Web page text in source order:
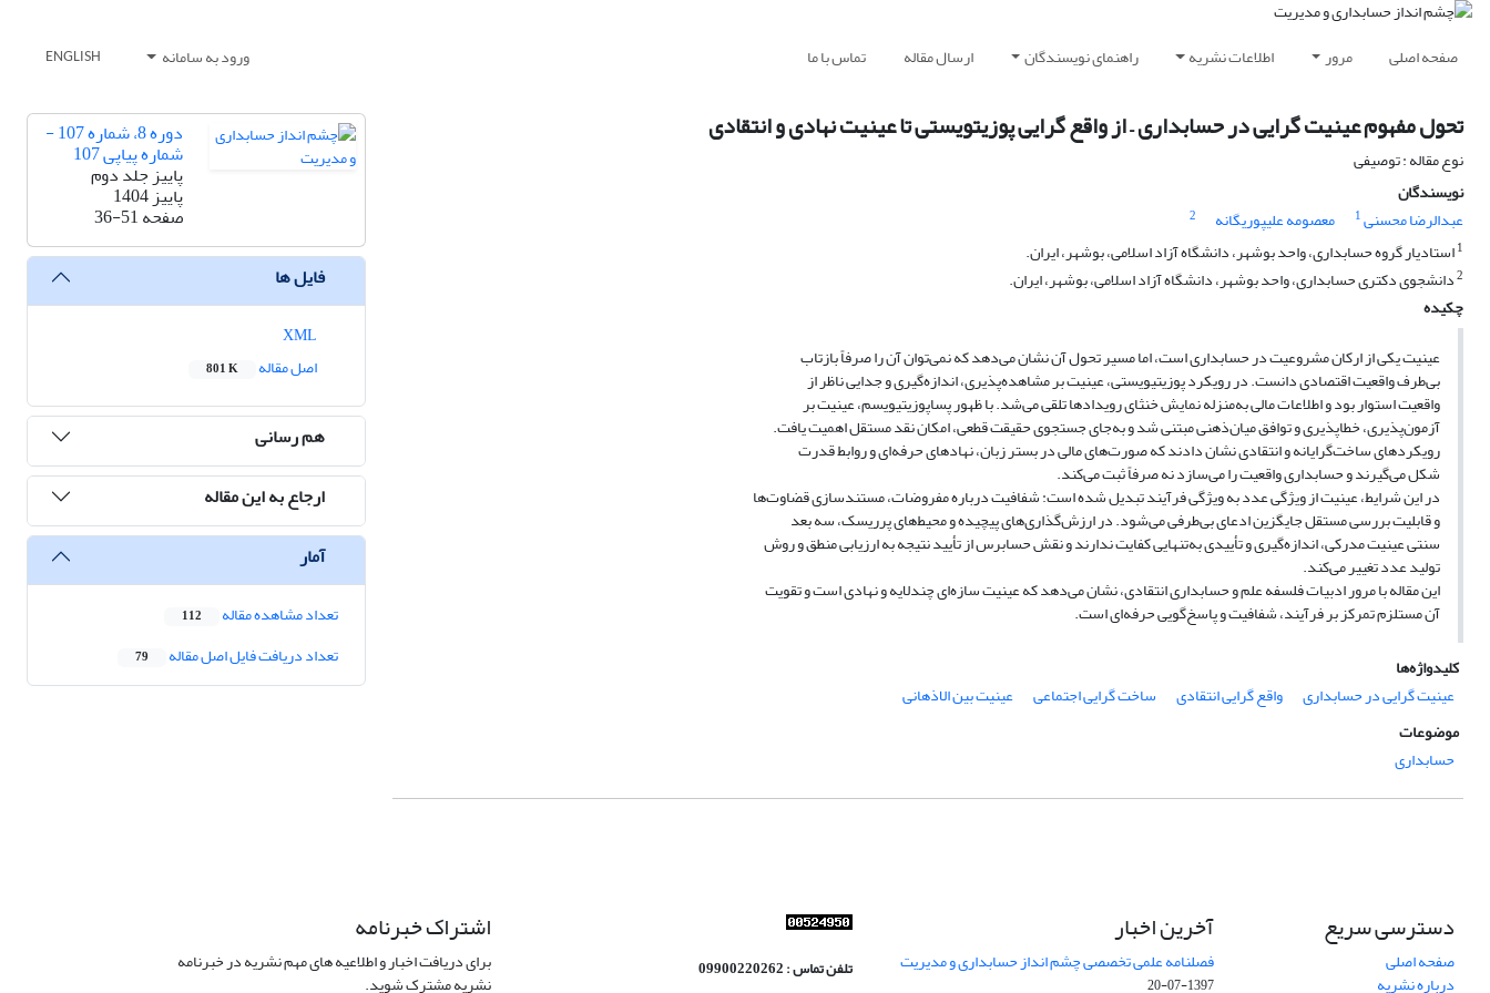
صفحه اصلی مرور اطلاعات نشریه راهنمای نویسندگان ارسال مقاله تماس با ما ورود به سامانه ENGLISH
تحول مفهوم عینیت گرایی در حسابداری – از واقع گرایی پوزیتویستی تا عینیت نهادی و انتقادی
نوع مقاله : توصیفی
نویسندگان
عبدالرضا محسنی1 معصومه علیپوریگانه
2
1استادیار گروه حسابداری، واحد بوشهر، دانشگاه آزاد اسلامی، بوشهر، ایران.
2دانشجوی دکتری حسابداری، واحد بوشهر، دانشگاه آزاد اسلامی، بوشهر، ایران.
چکیده
عینیت یکی از ارکان مشروعیت در حسابداری است، اما مسیر تحول آن نشان می‌دهد که نمی‌توان آن را صرفاً بازتاب
بی‌طرف واقعیت اقتصادی دانست. در رویکرد پوزیتیویستی، عینیت بر مشاهده‌پذیری، اندازه‌گیری و جدایی ناظر از
واقعیت استوار بود و اطلاعات مالی به‌منزله نمایش خنثای رویدادها تلقی می‌شد. با ظهور پساپوزیتیویسم، عینیت بر
آزمون‌پذیری، خطاپذیری و توافق میان‌ذهنی مبتنی شد و به‌جای جستجوی حقیقت قطعی، امکان نقد مستقل اهمیت یافت.
رویکردهای ساخت‌گرایانه و انتقادی نشان دادند که صورت‌های مالی در بستر زبان، نهادهای حرفه‌ای و روابط قدرت
شکل می‌گیرند و حسابداری واقعیت را می‌سازد نه صرفاً ثبت می‌کند.
در این شرایط، عینیت از ویژگی عدد به ویژگی فرآیند تبدیل شده است: شفافیت درباره مفروضات، مستندسازی قضاوت‌ها
و قابلیت بررسی مستقل جایگزین ادعای بی‌طرفی می‌شود. در ارزش‌گذاری‌های پیچیده و محیط‌های پرریسک، سه بعد
سنتی عینیت مدرکی، اندازه‌گیری و تأییدی به‌تنهایی کفایت ندارند و نقش حسابرس از تأیید نتیجه به ارزیابی منطق و روش
تولید عدد تغییر می‌کند.
این مقاله با مرور ادبیات فلسفه علم و حسابداری انتقادی، نشان می‌دهد که عینیت سازه‌ای چندلایه و نهادی است و تقویت
آن مستلزم تمرکز بر فرآیند، شفافیت و پاسخ‌گویی حرفه‌ای است.
کلیدواژه‌ها
عینیت گرایی در حسابداری
واقع گرایی انتقادی ساخت گرایی اجتماعی
عینیت بین الاذهانی
موضوعات
حسابداری
دوره 8، شماره 107 -
شماره پیاپی 107
پاییز جلد دوم
پاییز 1404
صفحه36-51
فایل ها
اصل مقاله
801 K
هم رسانی
ارجاع به این مقاله
آمار
تعداد مشاهده مقاله 112
تعداد دریافت فایل اصل مقاله 79
دسترسی سریع
صفحه اصلی
درباره نشریه
آخرین اخبار
فصلنامه علمی تخصصی چشم انداز حسابداری و مدیریت
1397-07-20
تلفن تماس : 09900220262
اشتراک خبرنامه
برای دریافت اخبار و اطلاعیه های مهم نشریه در خبرنامه
نشریه مشترک شوید.